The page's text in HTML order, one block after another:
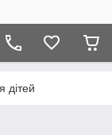
дітей